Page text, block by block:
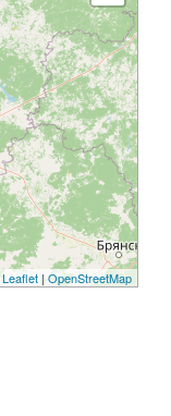
Leaflet | OpenStreetMap